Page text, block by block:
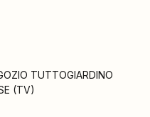
TUTTOGIARDINO
(TV)